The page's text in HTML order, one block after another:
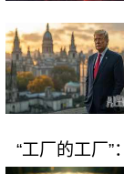
“工厂的工厂